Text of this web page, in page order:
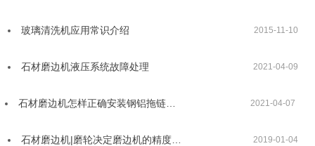
玻璃清洗机应用常识介绍 2015-11-10
石材磨边机液压系统故障处理 2021-04-09
石材磨边机怎样正确安装钢铝拖链… 2021-04-07
石材磨边机|磨轮决定磨边机的精度… 2019-01-04